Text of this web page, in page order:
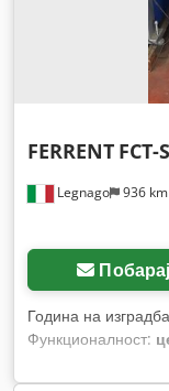
Legnago 936 km
FERRENT FCT-
Година на
Функционалност: